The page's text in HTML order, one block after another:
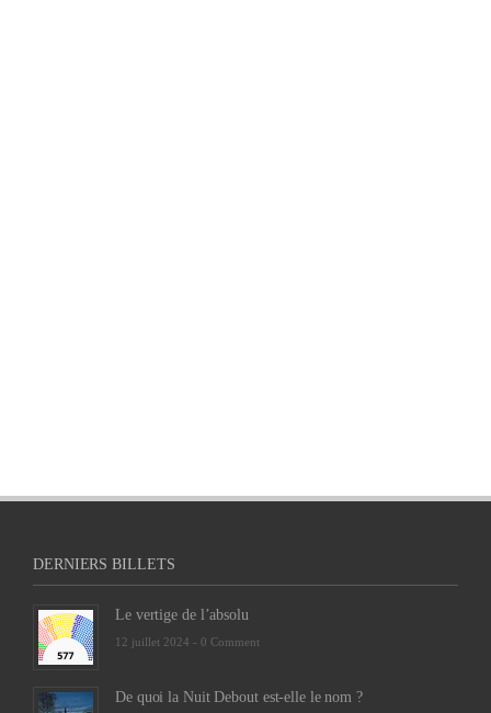
DERNIERS BILLETS
Le vertige de l’absolu
12 juillet 2024 - 0 Comment
De quoi la Nuit Debout est-elle le nom ?